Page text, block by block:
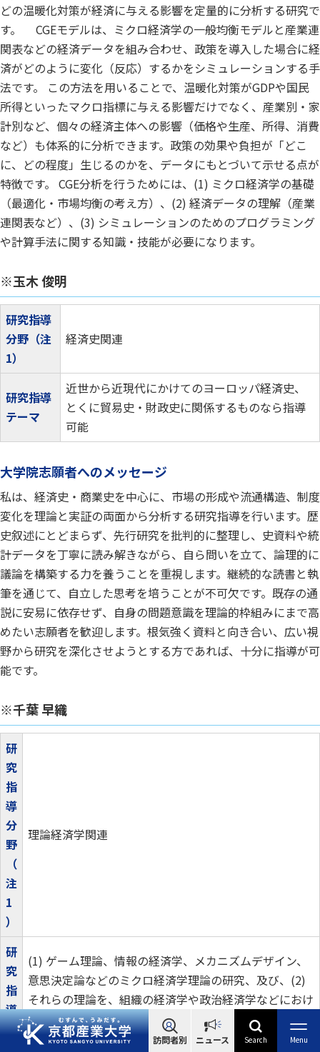
Menu
訪問者別 ニュース Search
どの温暖化対策が経済に与える影響を定量的に分析する研究で
す。 CGEモデルは、ミクロ経済学の一般均衡モデルと産業連
関表などの経済データを組み合わせ、政策を導入した場合に経
済がどのように変化（反応）するかをシミュレーションする手
法です。 この方法を用いることで、温暖化対策がGDPや国民
所得といったマクロ指標に与える影響だけでなく、産業別・家
計別など、個々の経済主体への影響（価格や生産、所得、消費
など）も体系的に分析できます。政策の効果や負担が「どこ
に、どの程度」生じるのかを、データにもとづいて示せる点が
特徴です。 CGE分析を行うためには、(1) ミクロ経済学の基礎
（最適化・市場均衡の考え方）、(2) 経済データの理解（産業
連関表など）、(3) シミュレーションのためのプログラミング
や計算手法に関する知識・技能が必要になります。
※玉木 俊明
研究指導
分野（注
1）
経済史関連
研究指導
テーマ
近世から近現代にかけてのヨーロッパ経済史、
とくに貿易史・財政史に関係するものなら指導
可能
大学院志願者へのメッセージ
私は、経済史・商業史を中心に、市場の形成や流通構造、制度
変化を理論と実証の両面から分析する研究指導を行います。歴
史叙述にとどまらず、先行研究を批判的に整理し、史資料や統
計データを丁寧に読み解きながら、自ら問いを立て、論理的に
議論を構築する力を養うことを重視します。継続的な読書と執
筆を通じて、自立した思考を培うことが不可欠です。既存の通
説に安易に依存せず、自身の問題意識を理論的枠組みにまで高
めたい志願者を歓迎します。根気強く資料と向き合い、広い視
野から研究を深化させようとする方であれば、十分に指導が可
能です。
※千葉 早織
研
究
指
導
分
野
（
注
1
）
理論経済学関連
研
究
指
導
テ
(1) ゲーム理論、情報の経済学、メカニズムデザイン、
意思決定論などのミクロ経済学理論の研究、及び、(2)
それらの理論を、組織の経済学や政治経済学などにおけ
るトピックへ応用する研究。（2026年1月時点では、数
式モデルを取り扱う研究が主体で、データ分析や実験を